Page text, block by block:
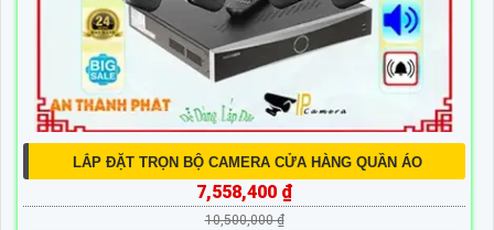
LẮP ĐẶT TRỌN BỘ CAMERA CỬA HÀNG QUẦN ÁO
7,558,400 ₫
10,500,000 ₫